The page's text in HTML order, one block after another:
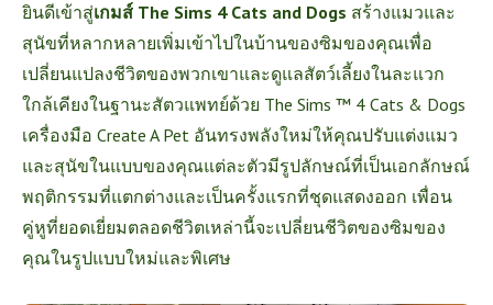
ยินดีเข้าสู่เกมส์ The Sims 4 Cats and Dogs สร้างแมวและ
สุนัขที่หลากหลายเพิ่มเข้าไปในบ้านของซิมของคุณเพื่อ
เปลี่ยนแปลงชีวิตของพวกเขาและดูแลสัตว์เลี้ยงในละแวก
ใกล้เคียงในฐานะสัตวแพทย์ด้วย The Sims ™ 4 Cats & Dogs
เครื่องมือ Create A Pet อันทรงพลังใหม่ให้คุณปรับแต่งแมว
และสุนัขในแบบของคุณแต่ละตัวมีรูปลักษณ์ที่เป็นเอกลักษณ์
พฤติกรรมที่แตกต่างและเป็นครั้งแรกที่ชุดแสดงออก เพื่อน
คู่หูที่ยอดเยี่ยมตลอดชีวิตเหล่านี้จะเปลี่ยนชีวิตของซิมของ
คุณในรูปแบบใหม่และพิเศษ